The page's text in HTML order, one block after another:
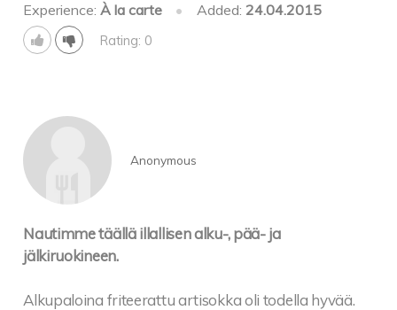
Experience:À la carte • Added: 24.04.2015
Rating: 0
Anonymous
Nautimme täällä illallisen alku-, pää- ja
jälkiruokineen.
Alkupaloina friteerattu artisokka oli todella hyvää.